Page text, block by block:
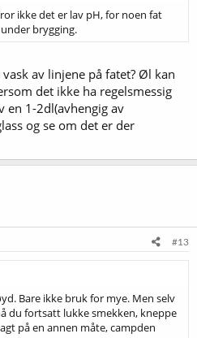
ikke det er lav pH, for noen fat
brygging.
av linjene på fatet? Øl kan
det ikke ha regelsmessig
en 1-2dl(avhengig av
og se om det er der
#13
Bare ikke bruk for mye. Men selv
du fortsatt lukke smekken, kneppe
på en annen måte, campden